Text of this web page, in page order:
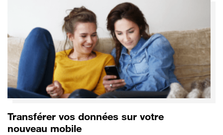
Transférer vos données sur votre
nouveau mobile